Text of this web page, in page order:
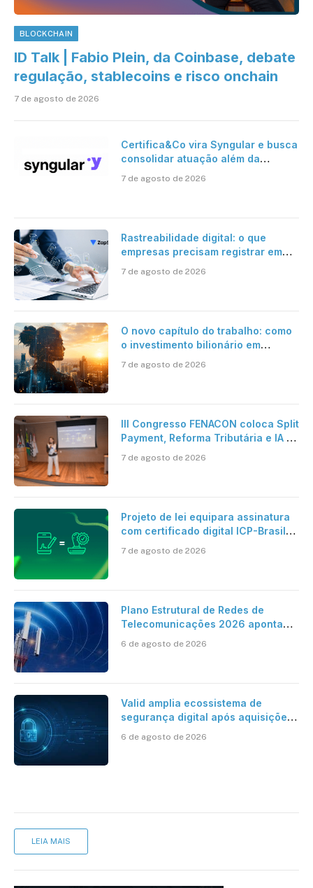
BLOCKCHAIN
ID Talk | Fabio Plein, da Coinbase, debate
regulação, stablecoins e risco onchain
7 de agosto de 2026
Certifica&Co vira Syngular e busca
consolidar atuação além da
7 de agosto de 2026
Rastreabilidade digital: o que
empresas precisam registrar em
7 de agosto de 2026
O novo capítulo do trabalho: como
o investimento bilionário em
verdadeira era da inteligência
7 de agosto de 2026
III Congresso FENACON coloca Split
Payment, Reforma Tributária e IA no
7 de agosto de 2026
Projeto de lei equipara assinatura
com certificado digital ICP-Brasil
cartório
7 de agosto de 2026
Plano Estrutural de Redes de
Telecomunicações 2026 aponta
mantém desafio
6 de agosto de 2026
Valid amplia ecossistema de
segurança digital após aquisições
6 de agosto de 2026
LEIA MAIS